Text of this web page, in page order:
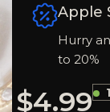
Apple
Hurry
to 20%
$4.99